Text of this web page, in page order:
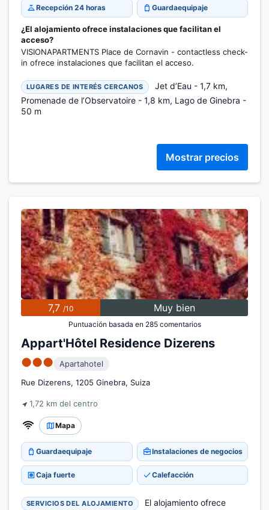
Recepción 24 horas Guardaequipaje
¿El alojamiento ofrece instalaciones que facilitan el
acceso?
VISIONAPARTMENTS Place de Cornavin - contactless check-
in ofrece instalaciones que facilitan el acceso.
LUGARES DE INTERÉS CERCANOS
Jet d’Eau - 1,7 km,
Promenade de l’Observatoire - 1,8 km, Lago de Ginebra -
50 m
Mostrar precios
7,7 /10 Muy bien
Puntuación basada en 285 comentarios
Appart'Hôtel Residence Dizerens
●●●
Apartahotel
Rue Dizerens, 1205 Ginebra, Suiza
1,72 km del centro
Mapa
Guardaequipaje Instalaciones de negocios
Caja fuerte Calefacción
SERVICIOS DEL ALOJAMIENTO El alojamiento ofrece